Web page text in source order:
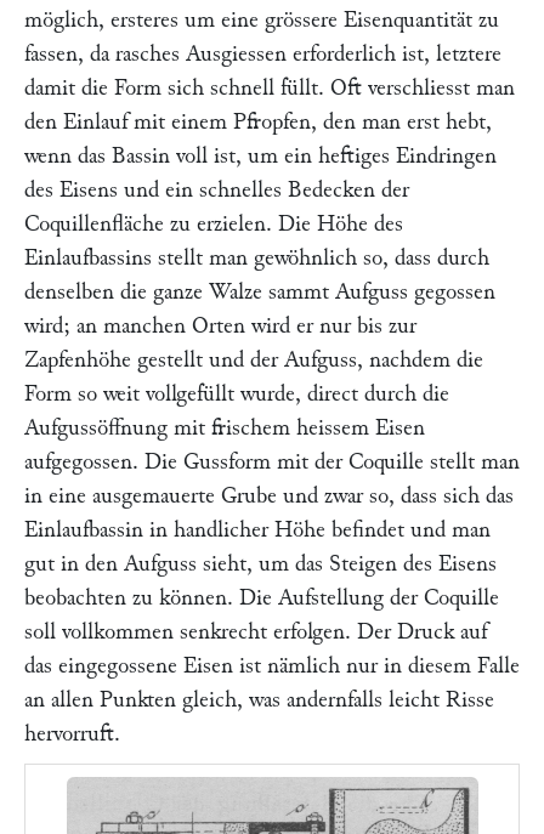
möglich, ersteres um eine grössere Eisenquantität zu
fassen, da rasches Ausgiessen erforderlich ist, letztere
damit die Form sich schnell füllt. Oft verschliesst man
den Einlauf mit einem Pfropfen, den man erst hebt,
wenn das Bassin voll ist, um ein heftiges Eindringen
des Eisens und ein schnelles Bedecken der
Coquillenfläche zu erzielen. Die Höhe des
Einlaufbassins stellt man gewöhnlich so, dass durch
denselben die ganze Walze sammt Aufguss gegossen
wird; an manchen Orten wird er nur bis zur
Zapfenhöhe gestellt und der Aufguss, nachdem die
Form so weit vollgefüllt wurde, direct durch die
Aufgussöffnung mit frischem heissem Eisen
aufgegossen. Die Gussform mit der Coquille stellt man
in eine ausgemauerte Grube und zwar so, dass sich das
Einlaufbassin in handlicher Höhe befindet und man
gut in den Aufguss sieht, um das Steigen des Eisens
beobachten zu können. Die Aufstellung der Coquille
soll vollkommen senkrecht erfolgen. Der Druck auf
das eingegossene Eisen ist nämlich nur in diesem Falle
an allen Punkten gleich, was andernfalls leicht Risse
hervorruft.